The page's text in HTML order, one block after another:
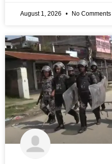
August 1, 2026 No Comments